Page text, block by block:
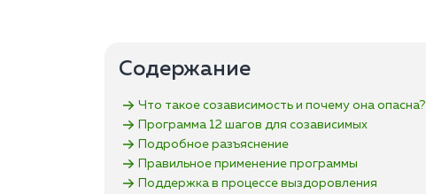
Содержание
Что такое созависимость и почему она опасна?
Программа 12 шагов для созависимых
Подробное разъяснение
Правильное применение программы
Поддержка в процессе выздоровления